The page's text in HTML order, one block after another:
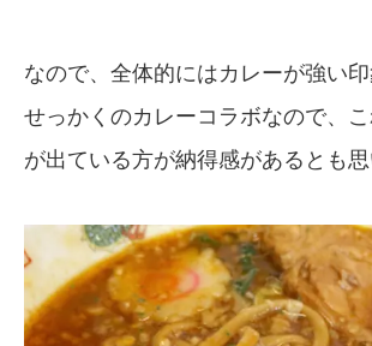
なので、全体的にはカレーが強い印
せっかくのカレーコラボなので、
が出ている方が納得感があるとも思